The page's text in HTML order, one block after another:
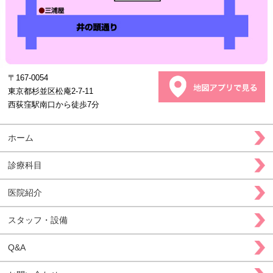
〒167-0054
東京都杉並区松庵2-7-11
西荻窪駅南口から徒歩7分
ホーム
診療科目
医院紹介
スタッフ・設備
Q&A